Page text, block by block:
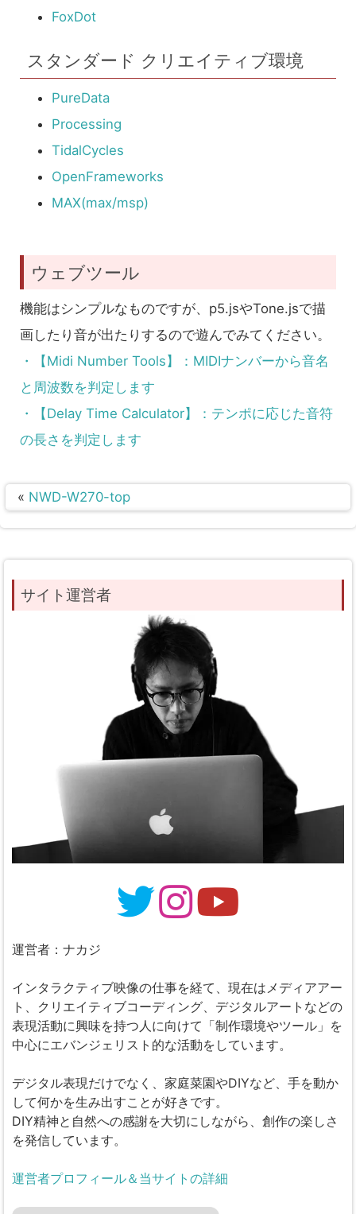
FoxDot
スタンダード クリエイティブ環境
PureData
Processing
TidalCycles
OpenFrameworks
MAX(max/msp)
ウェブツール
機能はシンプルなものですが、p5.jsやTone.jsで描
画したり音が出たりするので遊んでみてください。
・【Midi Number Tools】：MIDIナンバーから音名
と周波数を判定します
・【Delay Time Calculator】：テンポに応じた音符
の長さを判定します
« NWD-W270-top
サイト運営者
運営者：ナカジ
インタラクティブ映像の仕事を経て、現在はメディアアー
ト、クリエイティブコーディング、デジタルアートなどの
表現活動に興味を持つ人に向けて「制作環境やツール」を
中心にエバンジェリスト的な活動をしています。
デジタル表現だけでなく、家庭菜園やDIYなど、手を動か
して何かを生み出すことが好きです。
DIY精神と自然への感謝を大切にしながら、創作の楽しさ
を発信しています。
運営者プロフィール＆当サイトの詳細